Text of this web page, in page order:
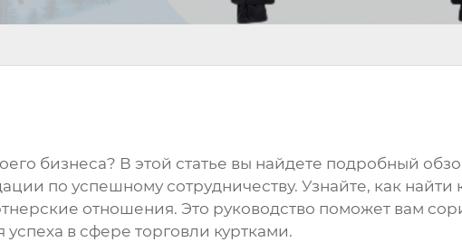
бизнеса? В этой статье вы найдете подробный
по успешному сотрудничеству. Узнайте, как
отношения. Это руководство поможет вам
в сфере торговли куртками.